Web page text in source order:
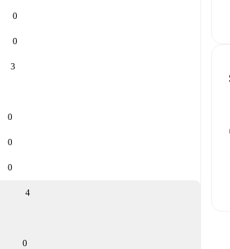
0
0
3
0
0
0
4
0